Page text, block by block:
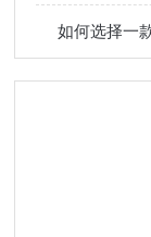
如何选择一